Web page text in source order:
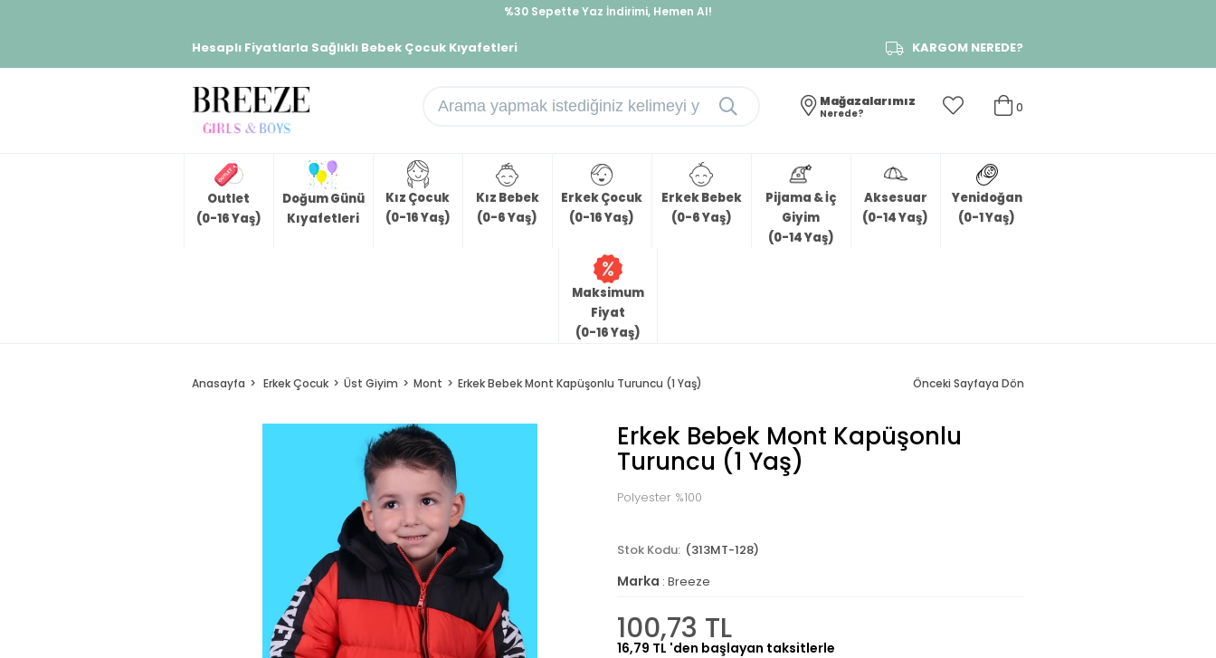
%30 Sepette Yaz İndirimi, Hemen Al!
Hesaplı Fiyatlarla Sağlıklı Bebek Çocuk Kıyafetleri KARGOM NEREDE?
0
Mağazalarımız
Nerede?
Outlet
(0-16 Yaş)
Doğum Günü
Kıyafetleri
Kız Çocuk
(0-16 Yaş)
Kız Bebek
(0-6 Yaş)
Erkek Çocuk
(0-16 Yaş)
Erkek Bebek
(0-6 Yaş)
Pijama & İç
Giyim
(0-14 Yaş)
Aksesuar
(0-14 Yaş)
Yenidoğan
(0-1 Yaş)
Maksimum
Fiyat
(0-16 Yaş)
Anasayfa Erkek Çocuk Üst Giyim Mont Erkek Bebek Mont Kapüşonlu Turuncu (1 Yaş) Önceki Sayfaya Dön
Erkek Bebek Mont Kapüşonlu
Turuncu (1 Yaş)
Polyester %100
(313MT-128)
Marka : Breeze
100,73 TL
16,79 TL 'den başlayan taksitlerle